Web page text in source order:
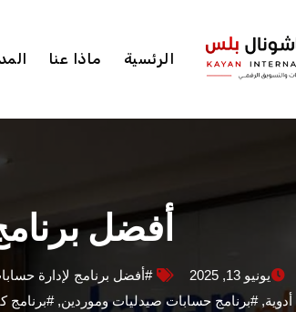
الرئسية ماذا عنا
أفضل
يونيو 13, 2025 #أفضل برنامج لإدارة
,#برنامج حسابات صيدليات وموردين,#برنامج